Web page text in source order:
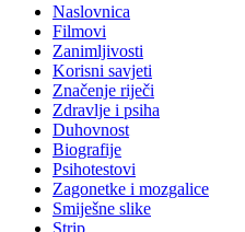
Naslovnica
Filmovi
Zanimljivosti
Korisni savjeti
Značenje riječi
Zdravlje i psiha
Duhovnost
Biografije
Psihotestovi
Zagonetke i mozgalice
Smiješne slike
Strip